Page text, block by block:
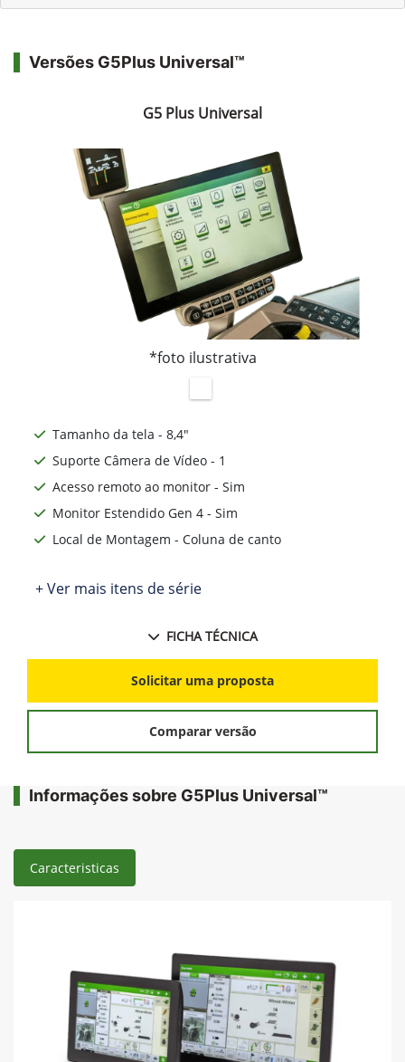
Versões G5Plus Universal™
G5 Plus Universal
*foto ilustrativa
Tamanho da tela - 8,4"
Suporte Câmera de Vídeo - 1
Acesso remoto ao monitor - Sim
Monitor Estendido Gen 4 - Sim
Local de Montagem - Coluna de canto
+ Ver mais itens de série
FICHA TÉCNICA
Solicitar uma proposta
Comparar versão
Informações sobre G5Plus Universal™
Caracteristicas